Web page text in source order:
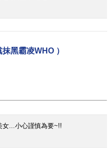
黑霸凌WHO ）
女...小心謹慎為要~!!